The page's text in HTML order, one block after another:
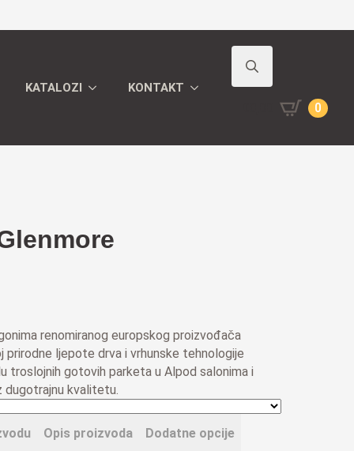
KATALOZI KONTAKT
0
renomiranog europskog proizvođača
prirodne ljepote drva i vrhunske tehnologije
troslojnih gotovih parketa u Alpod salonima i
dugotrajnu kvalitetu.
Opis proizvoda Dodatne opcije